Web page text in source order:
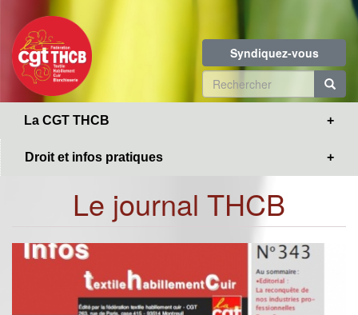
contenu
principal
Syndiquez-vous
Formulaire
de
La CGT THCB
Droit et infos pratiques
Le journal THCB